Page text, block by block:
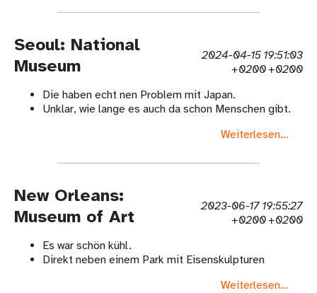
Seoul: National
Museum
2024-04-15 19:51:03
+0200 +0200
Die haben echt nen Problem mit Japan.
Unklar, wie lange es auch da schon Menschen gibt.
Weiterlesen...
New Orleans:
Museum of Art
2023-06-17 19:55:27
+0200 +0200
Es war schön kühl.
Direkt neben einem Park mit Eisenskulpturen
Weiterlesen...